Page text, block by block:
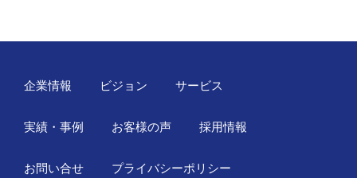
企業情報 ビジョン サービス
実績・事例 お客様の声 採用情報
お問い合せ プライバシーポリシー